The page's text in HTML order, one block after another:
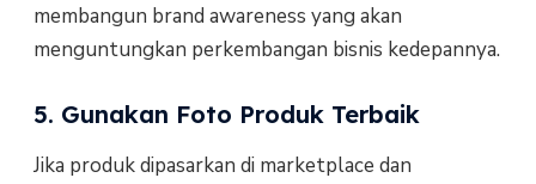
membangun brand awareness yang akan
menguntungkan perkembangan bisnis kedepannya.
5. Gunakan Foto Produk Terbaik
Jika produk dipasarkan di marketplace dan